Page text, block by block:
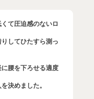
て圧迫感のないロ
してひたすら測っ
腰を下ろせる適度
決めました。